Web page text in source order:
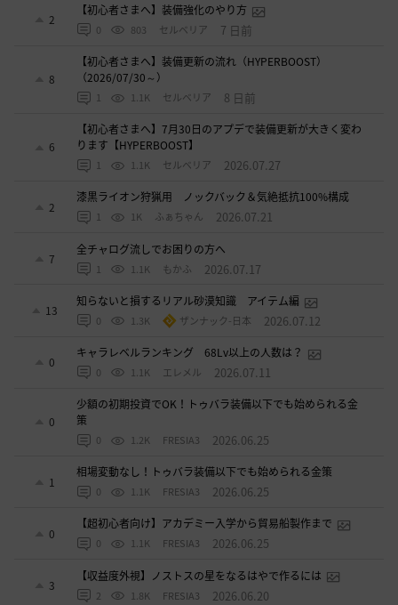
2
【初心者さまへ】装備強化のやり方
0 803 セルベリア 7 日前
8
【初心者さまへ】装備更新の流れ（HYPERBOOST）
（2026/07/30～）
1 1.1K セルベリア 8 日前
6
【初心者さまへ】7月30日のアプデで装備更新が大きく変わ
ります【HYPERBOOST】
1 1.1K セルベリア 2026.07.27
2
漆黒ライオン狩猟用 ノックバック＆気絶抵抗100%構成
1 1K ふぁちゃん 2026.07.21
7
全チャログ流しでお困りの方へ
1 1.1K もかふ 2026.07.17
13
知らないと損するリアル砂漠知識 アイテム編
0 1.3K ザンナック-日本 2026.07.12
0
キャラレベルランキング 68Lv以上の人数は？
0 1.1K エレメル 2026.07.11
0
少額の初期投資でOK！トゥバラ装備以下でも始められる金
策
0 1.2K FRESIA3 2026.06.25
1
相場変動なし！トゥバラ装備以下でも始められる金策
0 1.1K FRESIA3 2026.06.25
0
【超初心者向け】アカデミー入学から貿易船製作まで
0 1.1K FRESIA3 2026.06.25
3
【収益度外視】ノストスの星をなるはやで作るには
2 1.8K FRESIA3 2026.06.20